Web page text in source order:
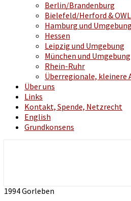
Berlin/Brandenburg
Bielefeld/Herford &
Hamburg und Umgebung
Hessen
Leipzig und Umgebung
München und Umgebung
Rhein-Ruhr
Überregionale, kleinere
Über uns
Links
Kontakt, Spende, Netzrecht
English
Grundkonsens
1994 Gorleben